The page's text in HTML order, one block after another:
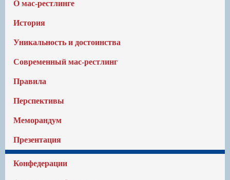
О мас-рестлинге
История
Уникальность и достоинства
Современный мас-рестлинг
Правила
Перспективы
Меморандум
Презентация
Конфедерации